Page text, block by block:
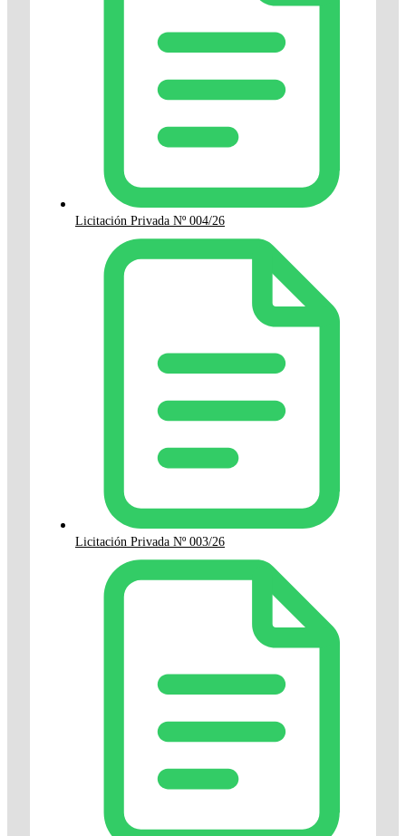
Licitación Privada Nº 004/26
Licitación Privada Nº 003/26